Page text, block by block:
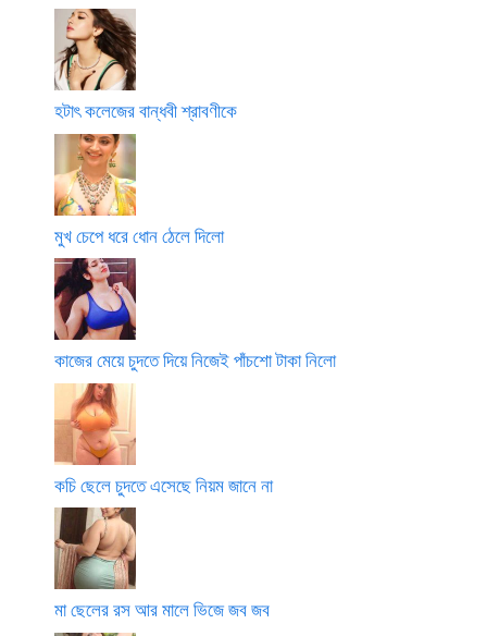
হটাৎ কলেজের বান্ধবী শ্রাবণীকে
মুখ চেপে ধরে ধোন ঠেলে দিলো
কাজের মেয়ে চুদতে দিয়ে নিজেই পাঁচশো টাকা নিলো
কচি ছেলে চুদতে এসেছে নিয়ম জানে না
মা ছেলের রস আর মালে ভিজে জব জব